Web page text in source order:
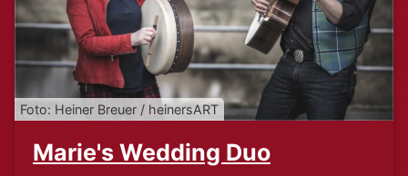
Foto: Heiner Breuer / heinersART
Marie's Wedding Duo